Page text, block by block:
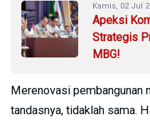
Kamis, 02 Jul
Apeksi
Strategis
MBG!
Merenovasi pembangunan
tandasnya, tidaklah sama.